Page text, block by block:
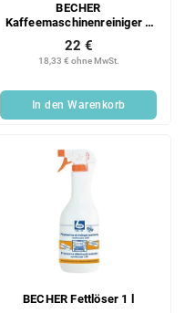
BECHER
Kaffeemaschinenreiniger 1
kg
18,33 € ohne MwSt.
22 €
In den Warenkorb
BECHER Fettlöser 1 l